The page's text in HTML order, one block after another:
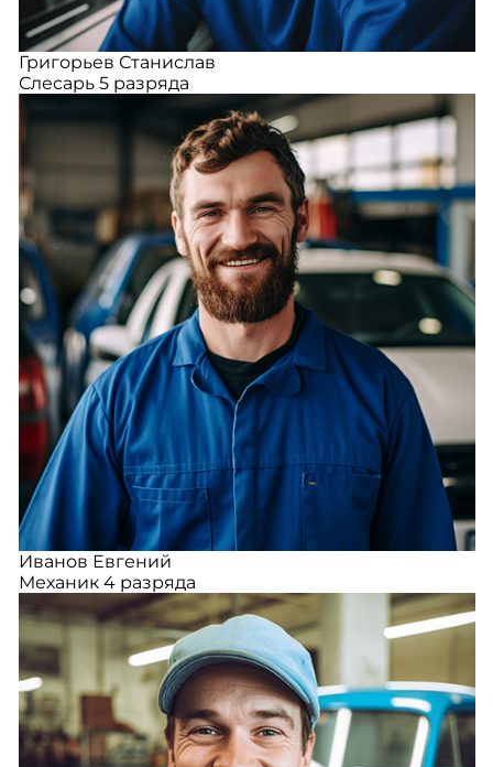
Григорьев Станислав
Слесарь 5 разряда
Иванов Евгений
Механик 4 разряда